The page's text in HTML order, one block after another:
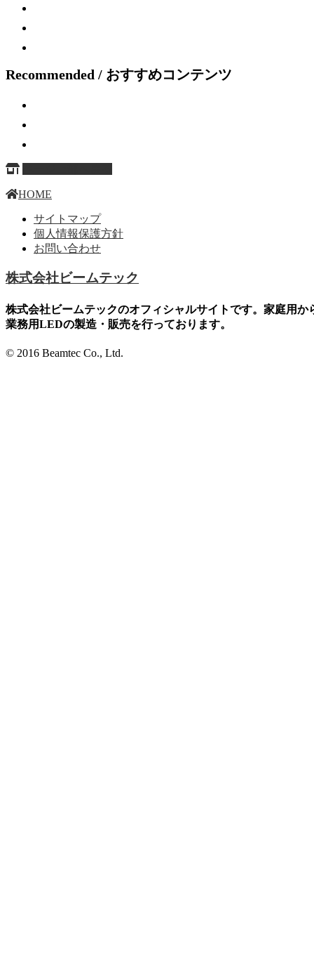
Recommended / おすすめコンテンツ
HOME
サイトマップ
個人情報保護方針
お問い合わせ
株式会社ビームテック
株式会社ビームテックのオフィシャルサイトです。家庭用か
業務用LEDの製造・販売を行っております。
© 2016 Beamtec Co., Ltd.